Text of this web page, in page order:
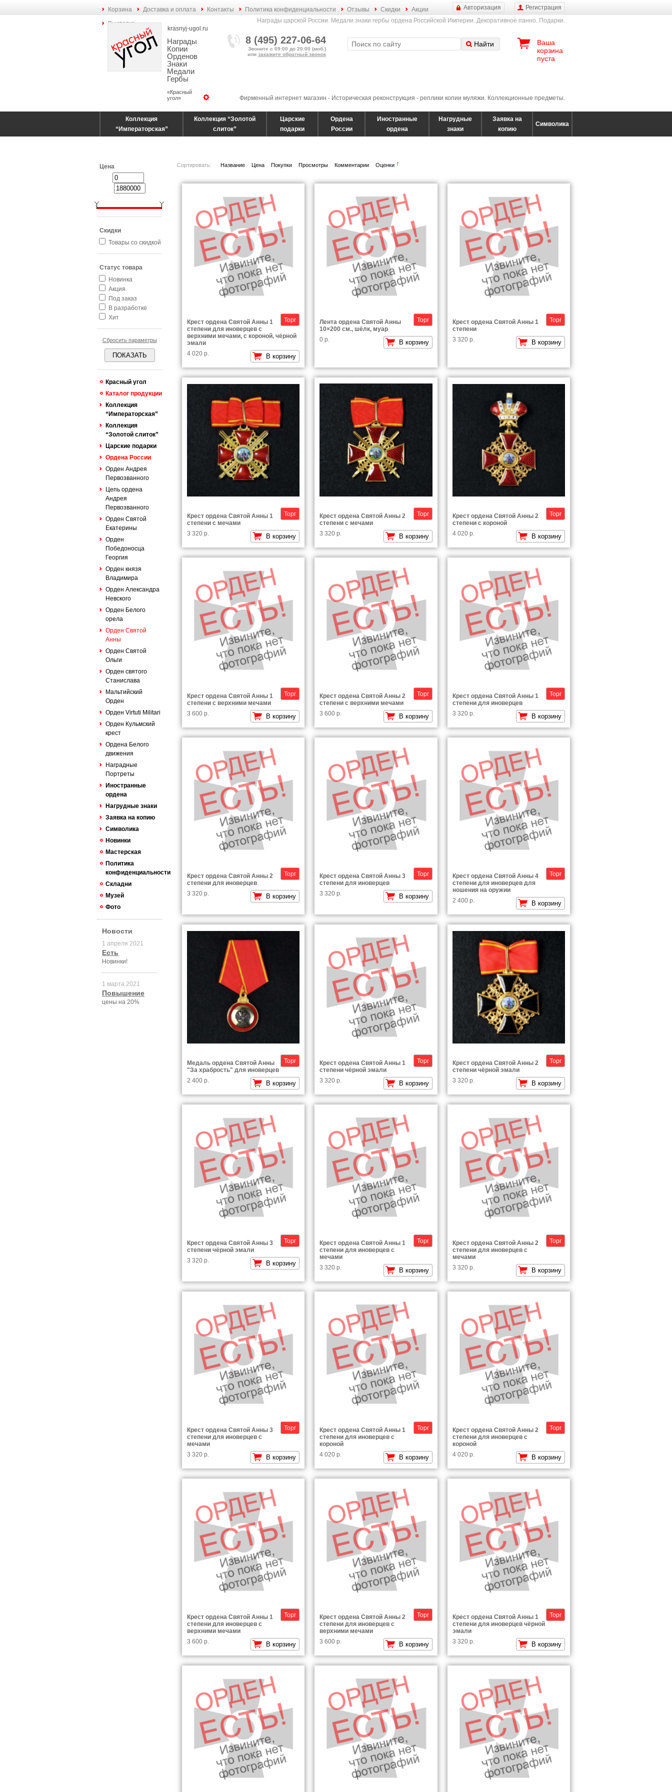
Регистрация
Авторизация
Корзина Доставка и оплата Контакты Политика конфиденциальности Отзывы Скидки
Акции
Выставка
Награды царской России. Медали знаки гербы ордена Российской Империи. Декоративное панно. Подарки.
krasnyj-ugol.ru
Награды
Копии
Орденов
Знаки
Медали
Гербы
«Красный
угол»
8 (495) 227-06-64
Звоните с 09:00 до 20:00 (моб.)
или закажите обратный звонок
Найти
Ваша
корзина
пуста
Фирменный интернет магазин - Историческая реконструкция - реплики копии муляжи. Коллекционные предметы.
Коллекция
“Императорская”
Коллекция “Золотой
слиток”
Царские
подарки
Ордена
России
Иностранные
ордена
Нагрудные
знаки
Заявка на
копию
Символика
Сортировать: Название Цена Покупки Просмотры Комментарии Оценки
Цена
Скидки
Товары со скидкой
Статус товара
Новинка
Акция
Под заказ
В разработке
Хит
Сбросить параметры
ПОКАЗАТЬ
Красный угол
Каталог продукции
Коллекция
“Императорская”
Коллекция
“Золотой слиток”
Царские подарки
Ордена России
Орден Андрея
Первозванного
Цепь ордена
Андрея
Первозванного
Орден Святой
Екатерины
Орден
Победоносца
Георгия
Орден князя
Владимира
Орден Александра
Невского
Орден Белого
орела
Орден Святой
Анны
Орден Святой
Ольги
Орден святого
Станислава
Мальтийский
Орден
Орден Virtuti Militari
Орден Кульмский
крест
Ордена Белого
движения
Наградные
Портреты
Иностранные
ордена
Нагрудные знаки
Заявка на копию
Символика
Новинки
Мастерская
Политика
конфиденциальности
Складни
Музей
Фото
Новости
1 апреля 2021
Есть
Новинки!
1 марта 2021
Повышение
цены на 20%
Торг
Крест ордена Святой Анны 1
степени для иноверцев с
верхними мечами, с короной, чёрной
эмали
4 020 р.
В корзину
Торг
Лента ордена Святой Анны
10×200 см., шёлк, муар
0 р.
В корзину
Торг
Крест ордена Святой Анны 1
степени
3 320 р.
В корзину
Торг
Крест ордена Святой Анны 1
степени с мечами
3 320 р.
В корзину
Торг
Крест ордена Святой Анны 2
степени с мечами
3 320 р.
В корзину
Торг
Крест ордена Святой Анны 2
степени с короной
4 020 р.
В корзину
Торг
Крест ордена Святой Анны 1
степени с верхними мечами
3 600 р.
В корзину
Торг
Крест ордена Святой Анны 2
степени с верхними мечами
3 600 р.
В корзину
Торг
Крест ордена Святой Анны 1
степени для иноверцев
3 320 р.
В корзину
Торг
Крест ордена Святой Анны 2
степени для иноверцев
3 320 р.
В корзину
Торг
Крест ордена Святой Анны 3
степени для иноверцев
3 320 р.
В корзину
Торг
Крест ордена Святой Анны 4
степени для иноверцев для
ношения на оружии
2 400 р.
В корзину
Торг
Медаль ордена Святой Анны
"За храбрость" для иноверцев
2 400 р.
В корзину
Торг
Крест ордена Святой Анны 1
степени чёрной эмали
3 320 р.
В корзину
Торг
Крест ордена Святой Анны 2
степени чёрной эмали
3 320 р.
В корзину
Торг
Крест ордена Святой Анны 3
степени чёрной эмали
3 320 р.
В корзину
Торг
Крест ордена Святой Анны 1
степени для иноверцев с
мечами
3 320 р.
В корзину
Торг
Крест ордена Святой Анны 2
степени для иноверцев с
мечами
3 320 р.
В корзину
Торг
Крест ордена Святой Анны 3
степени для иноверцев с
мечами
3 320 р.
В корзину
Торг
Крест ордена Святой Анны 1
степени для иноверцев с
короной
4 020 р.
В корзину
Торг
Крест ордена Святой Анны 2
степени для иноверцев с
короной
4 020 р.
В корзину
Торг
Крест ордена Святой Анны 1
степени для иноверцев с
верхними мечами
3 600 р.
В корзину
Торг
Крест ордена Святой Анны 2
степени для иноверцев с
верхними мечами
3 600 р.
В корзину
Торг
Крест ордена Святой Анны 1
степени для иноверцев чёрной
эмали
3 320 р.
В корзину